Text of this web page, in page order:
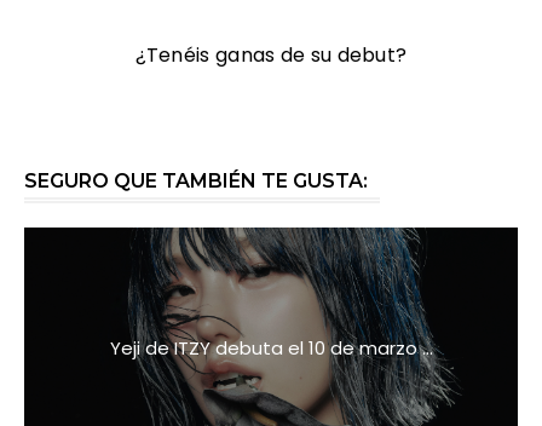
¿Tenéis ganas de su debut?
SEGURO QUE TAMBIÉN TE GUSTA:
Yeji de ITZY debuta el 10 de marzo ...